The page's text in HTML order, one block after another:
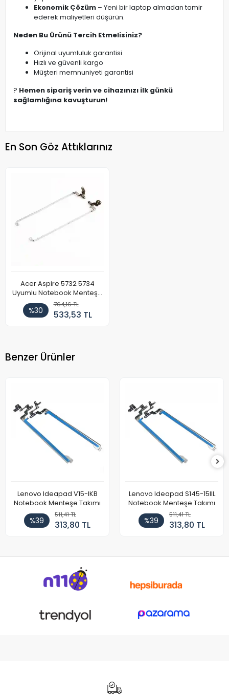
Ekonomik Çözüm – Yeni bir laptop almadan tamir
ederek maliyetleri düşürün.
Neden Bu Ürünü Tercih Etmelisiniz?
Orijinal uyumluluk garantisi
Hızlı ve güvenli kargo
Müşteri memnuniyeti garantisi
? Hemen sipariş verin ve cihazınızı ilk günkü
sağlamlığına kavuşturun!
En Son Göz Attıklarınız
Acer Aspire 5732 5734
Uyumlu Notebook Menteşe
Takımı
%30
764,16 TL
533,53 TL
Benzer Ürünler
Lenovo Ideapad V15-IKB
Notebook Menteşe Takımı
%39
511,41 TL
313,80 TL
Lenovo Ideapad S145-15IIL
Notebook Menteşe Takımı
%39
511,41 TL
313,80 TL